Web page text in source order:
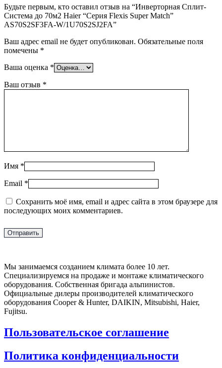
Будьте первым, кто оставил отзыв на “Инверторная Сплит-
Система до 70м2 Haier “Серия Flexis Super Match”
AS70S2SF3FA-W/1U70S2SJ2FA”
Ваш адрес email не будет опубликован. Обязательные поля
помечены *
Ваша оценка *
Ваш отзыв *
Имя *
Email *
Сохранить моё имя, email и адрес сайта в этом браузере для
последующих моих комментариев.
Мы занимаемся созданием климата более 10 лет.
Специализируемся на продаже и монтаже климатического
оборудования. Собственная бригада альпинистов.
Официальные дилеры производителей климатического
оборудования Cooper & Hunter, DAIKIN, Mitsubishi, Haier,
Fujitsu.
Пользовательское соглашение
Политика конфиденциальности